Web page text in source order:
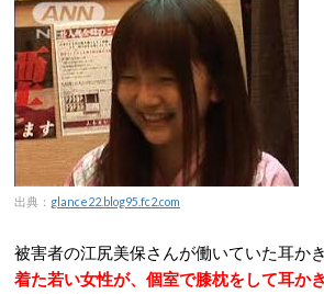
出典： glance22.blog95.fc2.com
被害者の江尻美保さんが働いていた耳かき
着た若い女性が、個室で膝枕をして耳か